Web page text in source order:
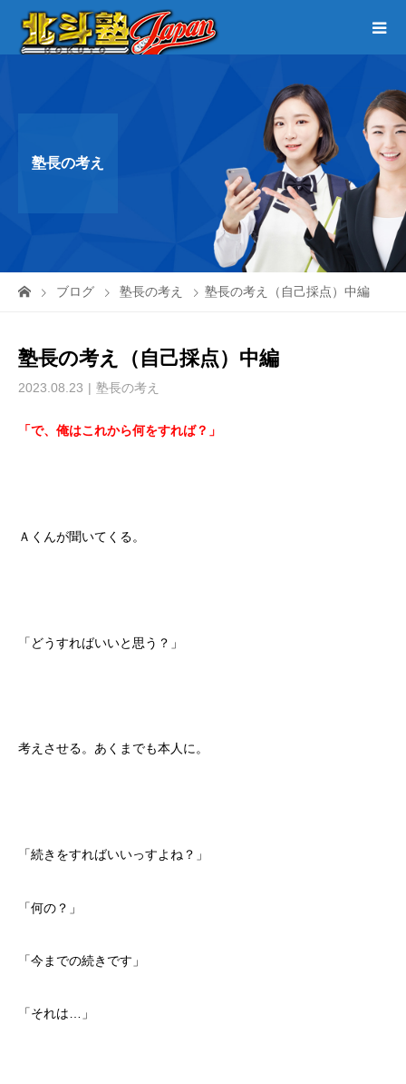
塾長の考え
ブログ 塾長の考え 塾長の考え（自己採点）中編
塾長の考え（自己採点）中編
2023.08.23 塾長の考え
「で、俺はこれから何をすれば？」
Ａくんが聞いてくる。
「どうすればいいと思う？」
考えさせる。あくまでも本人に。
「続きをすればいいっすよね？」
「何の？」
「今までの続きです」
「それは…」